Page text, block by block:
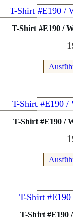
T-Shirt #E190 /
T-Shirt #E190 /
T-Shirt #E190